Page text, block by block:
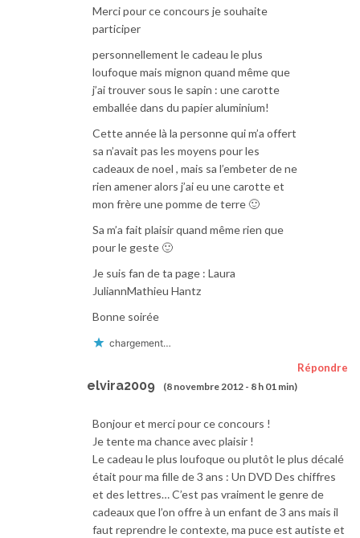
Merci pour ce concours je souhaite
participer
personnellement le cadeau le plus
loufoque mais mignon quand même que
j’ai trouver sous le sapin : une carotte
emballée dans du papier aluminium!
Cette année là la personne qui m’a offert
sa n’avait pas les moyens pour les
cadeaux de noel , mais sa l’embeter de ne
rien amener alors j’ai eu une carotte et
mon frère une pomme de terre 🙂
Sa m’a fait plaisir quand même rien que
pour le geste 🙂
Je suis fan de ta page : Laura
JuliannMathieu Hantz
Bonne soirée
chargement…
elvira2009 (8 novembre 2012 - 8 h 01 min)
Répondre
Bonjour et merci pour ce concours !
Je tente ma chance avec plaisir !
Le cadeau le plus loufoque ou plutôt le plus décalé
était pour ma fille de 3 ans : Un DVD Des chiffres
et des lettres… C’est pas vraiment le genre de
cadeaux que l’on offre à un enfant de 3 ans mais il
faut reprendre le contexte, ma puce est autiste et